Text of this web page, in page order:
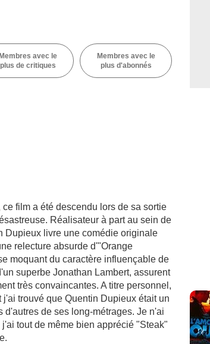
Membres avec le
plus de critiques
Membres avec le
plus d'abonnés
film a été descendu lors de sa sortie
Réalisateur à part au sein de
Dupieux livre une comédie originale
relecture absurde d'"Orange
moquant du caractère influençable de
superbe Jonathan Lambert, assurent
très convaincantes. A titre personnel,
trouvé que Quentin Dupieux était un
de ses long-métrages. Je n'ai
tout de même bien apprécié "Steak"